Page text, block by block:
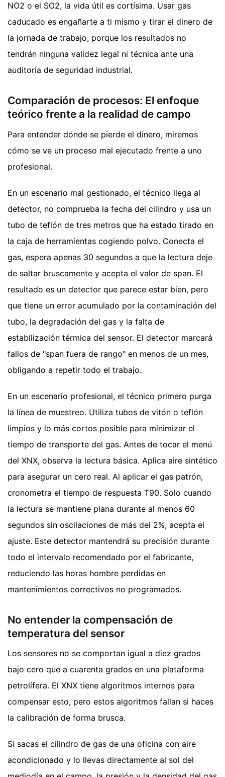
NO2 o el SO2, la vida útil es cortísima. Usar gas
caducado es engañarte a ti mismo y tirar el dinero de
la jornada de trabajo, porque los resultados no
tendrán ninguna validez legal ni técnica ante una
auditoría de seguridad industrial.
Comparación de procesos: El enfoque
teórico frente a la realidad de campo
Para entender dónde se pierde el dinero, miremos
cómo se ve un proceso mal ejecutado frente a uno
profesional.
En un escenario mal gestionado, el técnico llega al
detector, no comprueba la fecha del cilindro y usa un
tubo de teflón de tres metros que ha estado tirado en
la caja de herramientas cogiendo polvo. Conecta el
gas, espera apenas 30 segundos a que la lectura deje
de saltar bruscamente y acepta el valor de span. El
resultado es un detector que parece estar bien, pero
que tiene un error acumulado por la contaminación del
tubo, la degradación del gas y la falta de
estabilización térmica del sensor. El detector marcará
fallos de "span fuera de rango" en menos de un mes,
obligando a repetir todo el trabajo.
En un escenario profesional, el técnico primero purga
la línea de muestreo. Utiliza tubos de vitón o teflón
limpios y lo más cortos posible para minimizar el
tiempo de transporte del gas. Antes de tocar el menú
del XNX, observa la lectura básica. Aplica aire sintético
para asegurar un cero real. Al aplicar el gas patrón,
cronometra el tiempo de respuesta T90. Solo cuando
la lectura se mantiene plana durante al menos 60
segundos sin oscilaciones de más del 2%, acepta el
ajuste. Este detector mantendrá su precisión durante
todo el intervalo recomendado por el fabricante,
reduciendo las horas hombre perdidas en
mantenimientos correctivos no programados.
No entender la compensación de
temperatura del sensor
Los sensores no se comportan igual a diez grados
bajo cero que a cuarenta grados en una plataforma
petrolífera. El XNX tiene algoritmos internos para
compensar esto, pero estos algoritmos fallan si haces
la calibración de forma brusca.
Si sacas el cilindro de gas de una oficina con aire
acondicionado y lo llevas directamente al sol del